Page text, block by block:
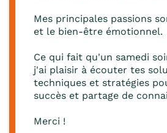
Mes principales passions
et le bien-être émotionnel.
Ce qui fait qu'un samedi
j'ai plaisir à écouter tes
techniques et stratégies
succès et partage de
Merci !